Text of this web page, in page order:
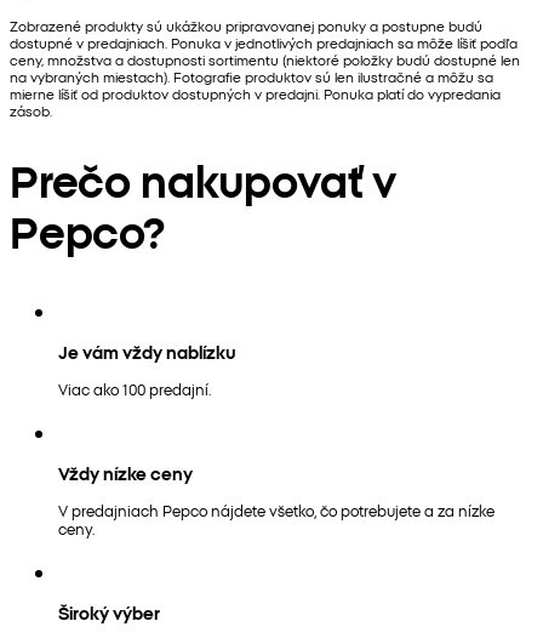
Zobrazené produkty sú ukážkou pripravovanej ponuky a postupne budú
dostupné v predajniach. Ponuka v jednotlivých predajniach sa môže líšiť podľa
ceny, množstva a dostupnosti sortimentu (niektoré položky budú dostupné len
na vybraných miestach). Fotografie produktov sú len ilustračné a môžu sa
mierne líšiť od produktov dostupných v predajni. Ponuka platí do vypredania
zásob.
Prečo nakupovať v
Pepco?
Je vám vždy nablízku
Viac ako 100 predajní.
Vždy nízke ceny
V predajniach Pepco nájdete všetko, čo potrebujete a za nízke
ceny.
Široký výber